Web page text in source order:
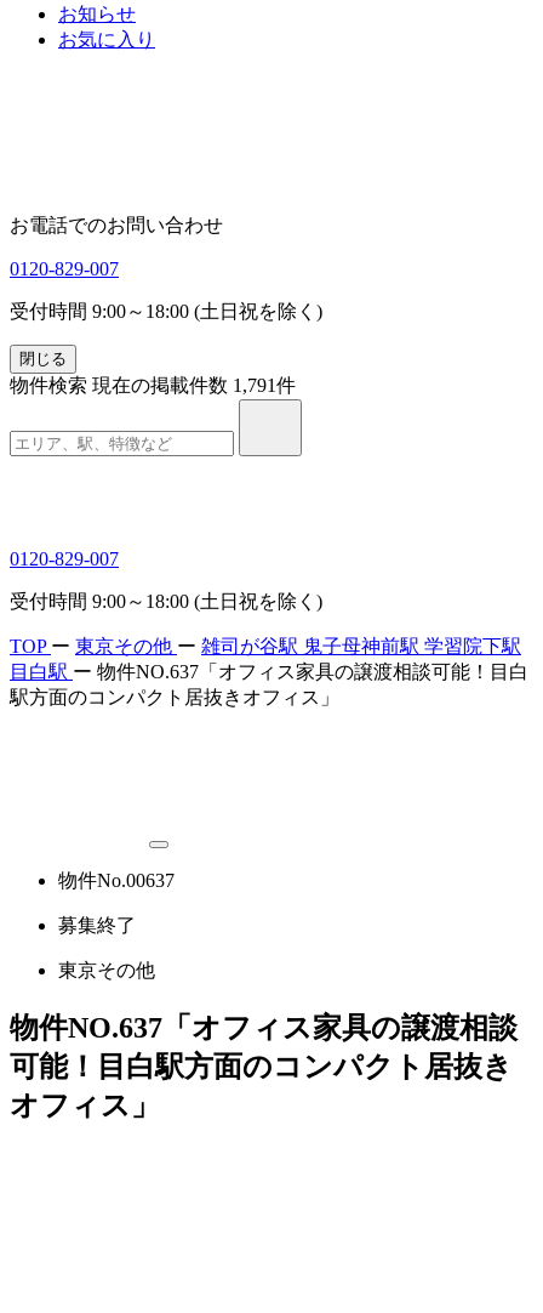
お知らせ
お気に入り
お電話でのお問い合わせ
0120-829-007
受付時間 9:00～18:00 (土日祝を除く)
閉じる
物件検索 現在の掲載件数 1,791件
0120-829-007
受付時間 9:00～18:00 (土日祝を除く)
TOP ー 東京その他 ー 雑司が谷駅 鬼子母神前駅 学習院下駅
目白駅 ー 物件NO.637「オフィス家具の譲渡相談可能！目白
駅方面のコンパクト居抜きオフィス」
物件No.00637
募集終了
東京その他
物件NO.637「オフィス家具の譲渡相談
可能！目白駅方面のコンパクト居抜き
オフィス」